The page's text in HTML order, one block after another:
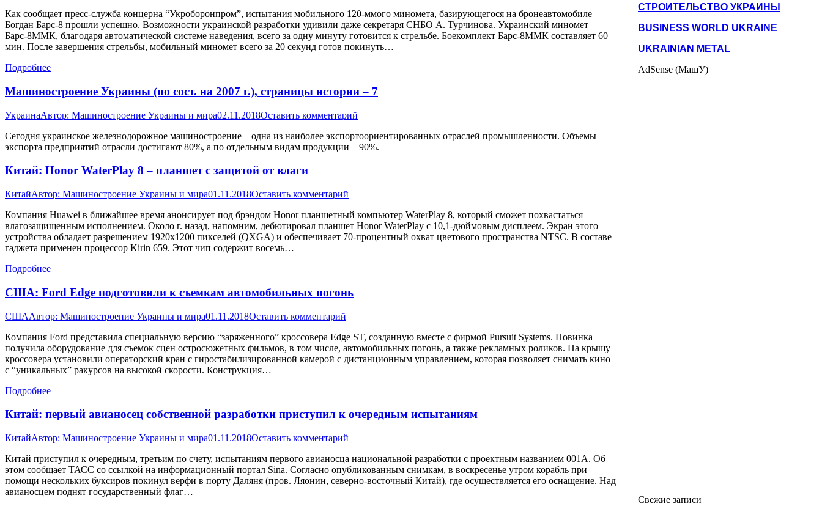
Как сообщает пресс-служба концерна “Укроборонпром”, испытания мобильного 120-ммого миномета, базирующегося на бронеавтомобиле
Богдан Барс-8 прошли успешно. Возможности украинской разработки удивили даже секретаря СНБО А. Турчинова. Украинский миномет
Барс-8ММК, благодаря автоматической системе наведения, всего за одну минуту готовится к стрельбе. Боекомплект Барс-8ММК составляет 60
мин. После завершения стрельбы, мобильный миномет всего за 20 секунд готов покинуть…
Подробнее
Машиностроение Украины (по сост. на 2007 г.), страницы истории – 7
УкраинаАвтор: Машиностроение Украины и мира02.11.2018Оставить комментарий
Сегодня украинское железнодорожное машиностроение – одна из наиболее экспортоориентированных отраслей промышленности. Объемы
экспорта предприятий отрасли достигают 80%, а по отдельным видам продукции – 90%.
Китай: Honor WaterPlay 8 – планшет с защитой от влаги
КитайАвтор: Машиностроение Украины и мира01.11.2018Оставить комментарий
Компания Huawei в ближайшее время анонсирует под брэндом Honor планшетный компьютер WaterPlay 8, который сможет похвастаться
влагозащищенным исполнением. Около г. назад, напомним, дебютировал планшет Honor WaterPlay с 10,1-дюймовым дисплеем. Экран этого
устройства обладает разрешением 1920х1200 пикселей (QXGA) и обеспечивает 70-процентный охват цветового пространства NTSC. В составе
гаджета применен процессор Kirin 659. Этот чип содержит восемь…
Подробнее
США: Ford Edge подготовили к съемкам автомобильных погонь
СШААвтор: Машиностроение Украины и мира01.11.2018Оставить комментарий
Компания Ford представила специальную версию “заряженного” кроссовера Edge ST, созданную вместе с фирмой Pursuit Systems. Новинка
получила оборудование для съемок сцен остросюжетных фильмов, в том числе, автомобильных погонь, а также рекламных роликов. На крышу
кроссовера установили операторский кран с гиростабилизированной камерой с дистанционным управлением, которая позволяет снимать кино
с “уникальных” ракурсов на высокой скорости. Конструкция…
Подробнее
Китай: первый авианосец собственной разработки приступил к очередным испытаниям
КитайАвтор: Машиностроение Украины и мира01.11.2018Оставить комментарий
Китай приступил к очередным, третьим по счету, испытаниям первого авианосца национальной разработки с проектным названием 001А. Об
этом сообщает ТАСС со ссылкой на информационный портал Sina. Согласно опубликованным снимкам, в воскресенье утром корабль при
помощи нескольких буксиров покинул верфи в порту Даляня (пров. Ляонин, северно-восточный Китай), где осуществляется его оснащение. Над
авианосцем поднят государственный флаг…
СТРОИТЕЛЬСТВО УКРАИНЫ
BUSINESS WORLD UKRAINE
UKRAINIAN METAL
AdSense (МашУ)
Свежие записи